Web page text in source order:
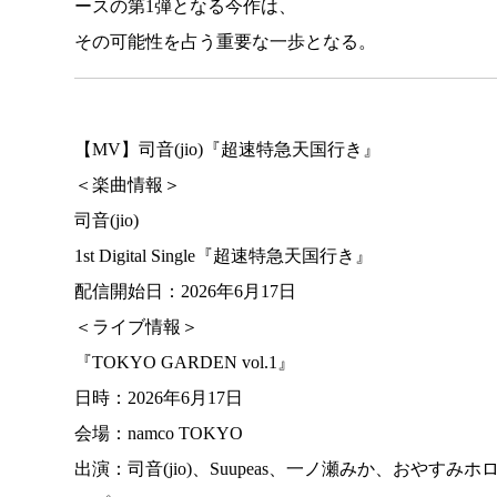
ースの第1弾となる今作は、
その可能性を占う重要な一歩となる。
【MV】司音(jio)『超速特急天国行き』
＜楽曲情報＞
司音(jio)
1st Digital Single『超速特急天国行き』
配信開始日：2026年6月17日
＜ライブ情報＞
『TOKYO GARDEN vol.1』
日時：2026年6月17日
会場：namco TOKYO
出演：司音(jio)、Suupeas、一ノ瀬みか、おやすみホ